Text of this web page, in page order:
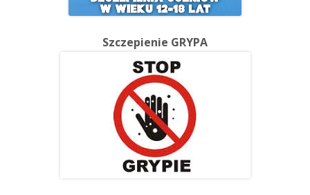
Szczepienie GRYPA